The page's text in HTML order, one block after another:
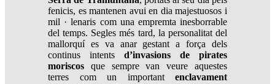
fenicis, es mantenen avui en dia majestuosos i
mil · lenaris com una empremta inesborrable
del temps. Segles més tard, la personalitat del
mallorquí es va anar gestant a força dels
continus intents d’invasions de pirates
moriscos que sempre van veure aquestes
terres com un important enclavament